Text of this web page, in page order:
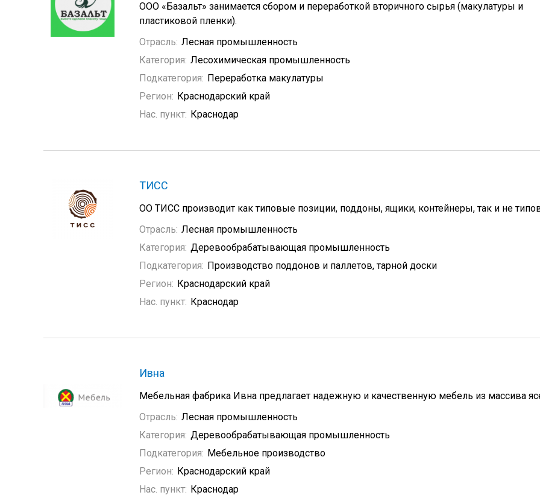
ООО «Базальт» занимается сбором и переработкой вторичного сырья (макулатуры и
пластиковой пленки).
Отрасль: Лесная промышленность
Категория: Лесохимическая промышленность
Подкатегория: Переработка макулатуры
Регион: Краснодарский край
Нас. пункт: Краснодар
ТИСС
ОО ТИСС производит как типовые позиции, поддоны, ящики, контейнеры, так и не
Отрасль: Лесная промышленность
Категория: Деревообрабатывающая промышленность
Подкатегория: Производство поддонов и паллетов, тарной доски
Регион: Краснодарский край
Нас. пункт: Краснодар
Ивна
Мебельная фабрика Ивна предлагает надежную и качественную мебель из массива
Отрасль: Лесная промышленность
Категория: Деревообрабатывающая промышленность
Подкатегория: Мебельное производство
Регион: Краснодарский край
Нас. пункт: Краснодар